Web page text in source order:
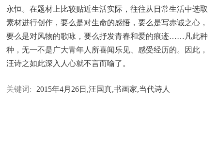
永恒。在题材上比较贴近生活实际，往往从日常生活中选取
素材进行创作，要么是对生命的感悟，要么是写赤诚之心，
要么是对风物的歌咏，要么抒发青春和爱的痕迹……凡此种
种，无一不是广大青年人所喜闻乐见、感受经历的。因此，
汪诗之如此深入人心就不言而喻了。
关键词: 2015年4月26日,汪国真,书画家,当代诗人